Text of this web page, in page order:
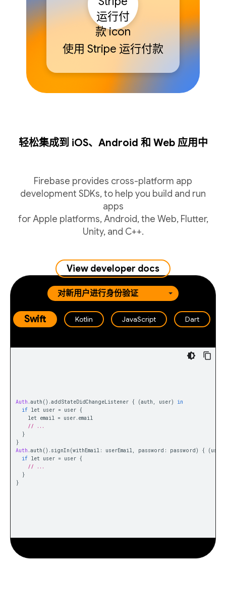
使用 Stripe 运行付款
轻松集成到 iOS、Android 和 Web 应用中
Firebase provides cross-platform app
development SDKs, to help you build and run
apps
for Apple platforms, Android, the Web, Flutter,
Unity, and C++.
View developer docs